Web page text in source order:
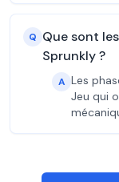
Q Que sont
Sprunkly ?
A Les
Jeu qui